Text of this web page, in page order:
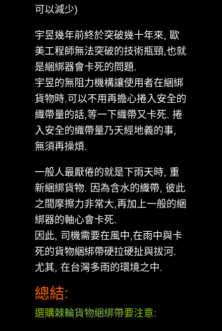
可以減少)
宇昱幾年前終於突破幾十年來, 歐
美工程師無法突破的技術瓶頸,也就
是綑綁器會卡死的問題.
宇昱的無阻力機構讓使用者在綑綁
貨物時.可以不用再擔心捲入安全的
織帶量的話,等一下織帶又卡死. 捲
入安全的織帶量乃天經地義的事,
無須再操煩.
一般人最厭倦的就是下雨天時, 重
新綑綁貨物. 因為含水的織帶, 彼此
之間摩擦力非常大,再加上一般的綑
綁器的軸心會卡死.
因此, 司機需要在風中,在雨中與卡
死的貨物綑綁帶硬拉硬扯與拔河.
尤其, 在台灣多雨的環境之中.
總結:
選購棘輪貨物綑綁帶要注意: